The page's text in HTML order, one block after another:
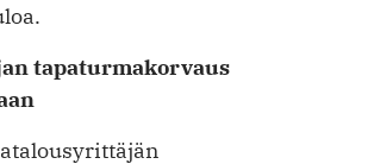
tapaturmakorvaus